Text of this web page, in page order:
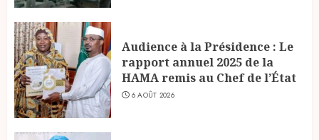
Audience à la Présidence : Le
rapport annuel 2025 de la
HAMA remis au Chef de l’État
6 AOÛT 2026